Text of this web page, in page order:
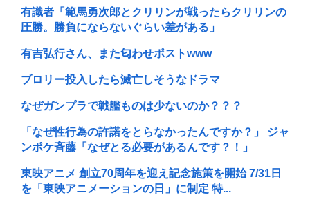
有識者「範馬勇次郎とクリリンが戦ったらクリリンの
圧勝。勝負にならないぐらい差がある」
有吉弘行さん、また匂わせポストwww
ブロリー投入したら滅亡しそうなドラマ
なぜガンプラで戦艦ものは少ないのか？？？
「なぜ性行為の許諾をとらなかったんですか？」 ジャ
ンポケ斉藤「なぜとる必要があるんです？！」
東映アニメ 創立70周年を迎え記念施策を開始 7/31日
を「東映アニメーションの日」に制定 特...